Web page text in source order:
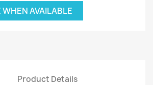
WHEN AVAILABLE
Product Details